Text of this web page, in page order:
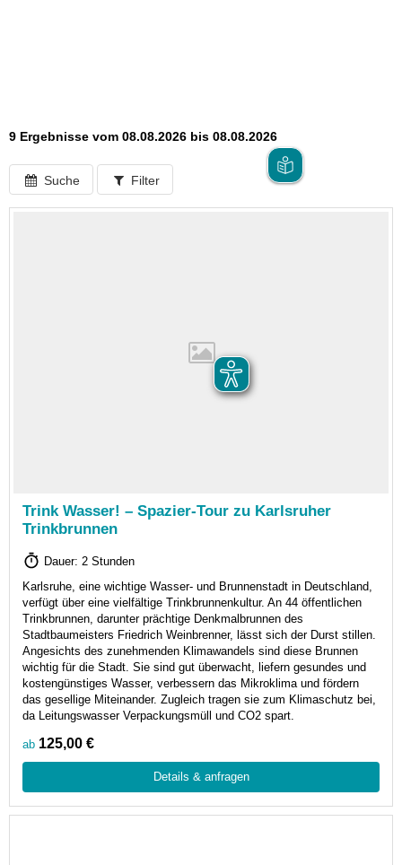
9 Ergebnisse vom 08.08.2026 bis 08.08.2026
Suche Filter
Trink Wasser! – Spazier-Tour zu Karlsruher
Trinkbrunnen
Dauer: 2 Stunden
Karlsruhe, eine wichtige Wasser- und Brunnenstadt in Deutschland,
verfügt über eine vielfältige Trinkbrunnenkultur. An 44 öffentlichen
Trinkbrunnen, darunter prächtige Denkmalbrunnen des
Stadtbaumeisters Friedrich Weinbrenner, lässt sich der Durst stillen.
Angesichts des zunehmenden Klimawandels sind diese Brunnen
wichtig für die Stadt. Sie sind gut überwacht, liefern gesundes und
kostengünstiges Wasser, verbessern das Mikroklima und fördern
das gesellige Miteinander. Zugleich tragen sie zum Klimaschutz bei,
da Leitungswasser Verpackungsmüll und CO2 spart.
ab 125,00 €
Details & anfragen